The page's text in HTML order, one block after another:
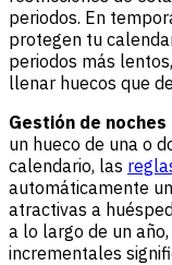
periodos. En
protegen tu
periodos más
llenar huecos que
Gestión de
un hueco de una o
calendario, las
automáticamente
atractivas a
a lo largo de un
incrementales